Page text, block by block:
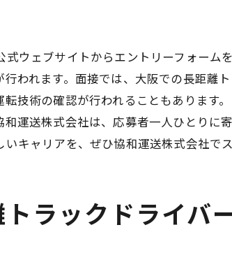
長距離トラックドライバーを募集中
績
きやすさ
と安全対策
トラックドライバーとしてキャリアを築
ウェブサイトからエントリーフォーム
われます。面接では、大阪での長距離
技術の確認が行われることもあります
運送株式会社は、応募者一人ひとりに
キャリアを、ぜひ協和運送株式会社で
ラックドライバ